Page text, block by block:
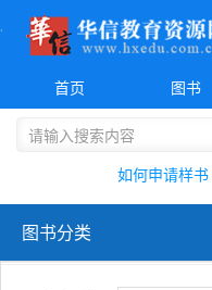
首页
图书
如何申请样书
图书分类